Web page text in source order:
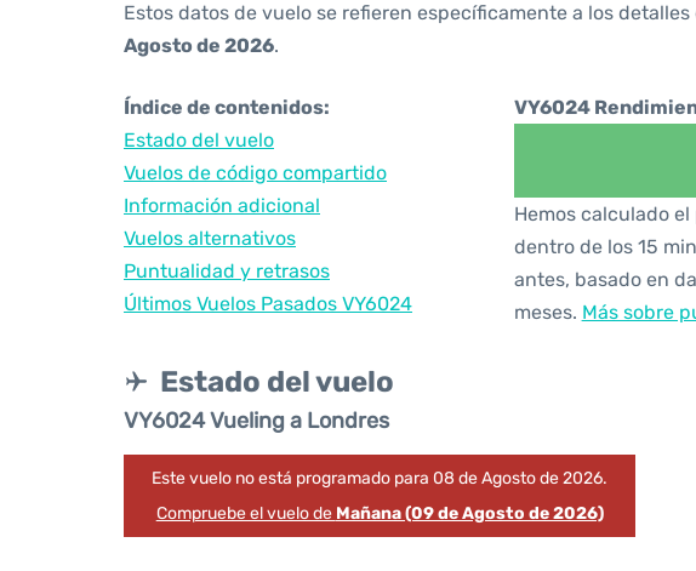
Estos datos de vuelo se refieren específicamente a los
Agosto de 2026.
Índice de contenidos:
Estado del vuelo
Vuelos de código compartido
Información adicional
Vuelos alternativos
Puntualidad y retrasos
Últimos Vuelos Pasados VY6024
VY6024
Hemos calculado
dentro de los 15
antes, basado en
meses. Más sobre
Estado del vuelo
VY6024 Vueling a Londres
Este vuelo no está programado para 08 de Agosto de 2026.
Compruebe el vuelo de Mañana (09 de Agosto de 2026)